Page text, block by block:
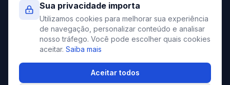
Sábado: 9:00 - 13:00
contato@elevato.com.br
+55 51 4042-9413
Sua privacidade importa
Utilizamos cookies para melhorar sua experiência
de navegação, personalizar conteúdo e analisar
nosso tráfego. Você pode escolher quais cookies
aceitar. Saiba mais
Aceitar todos